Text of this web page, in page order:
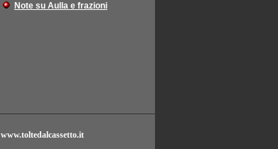
Note su Aulla e frazioni
www.toltedalcassetto.it